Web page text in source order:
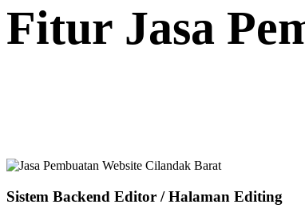
Fitur Jasa
Sistem Backend Editor / Halaman Editing